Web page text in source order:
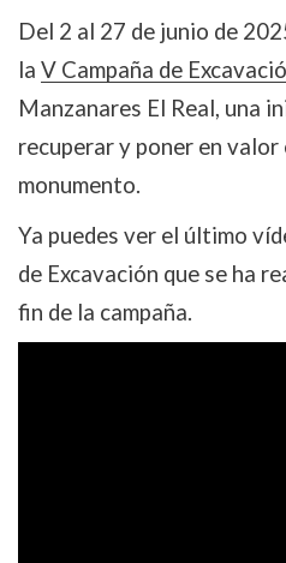
Del 2 al 27 de junio de
la V Campaña de
Manzanares El Real, una
recuperar y poner en
monumento.
Ya puedes ver el último
de Excavación que se ha
fin de la campaña.